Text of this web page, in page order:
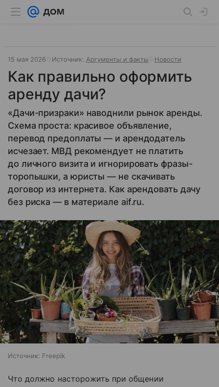
15 мая 2026 Источник: Аргументы и факты Новости
Как правильно оформить
аренду дачи?
«Дачи-призраки» наводнили рынок аренды.
Схема проста: красивое объявление,
перевод предоплаты — и арендодатель
исчезает. МВД рекомендует не платить
до личного визита и игнорировать фразы-
торопышки, а юристы — не скачивать
договор из интернета. Как арендовать дачу
без риска — в материале aif.ru.
Источник: Freepik
Что должно насторожить при общении